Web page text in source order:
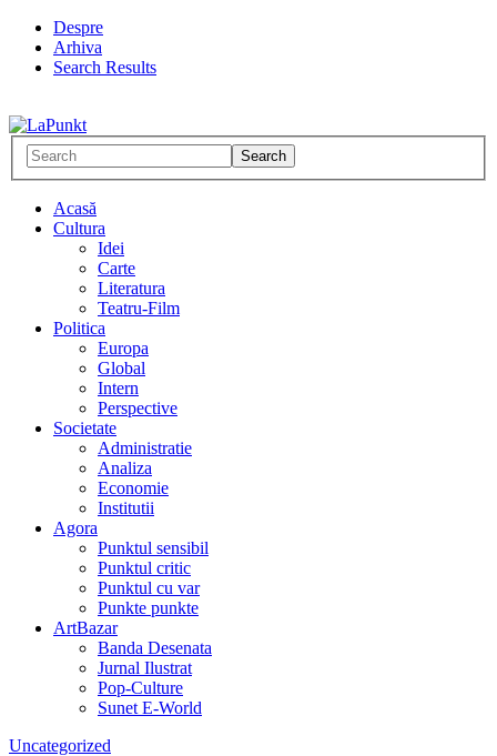
Despre
Arhiva
Search Results
Acasă
Cultura
Idei
Carte
Literatura
Teatru-Film
Politica
Europa
Global
Intern
Perspective
Societate
Administratie
Analiza
Economie
Institutii
Agora
Punktul sensibil
Punktul critic
Punktul cu var
Punkte punkte
ArtBazar
Banda Desenata
Jurnal Ilustrat
Pop-Culture
Sunet E-World
Uncategorized